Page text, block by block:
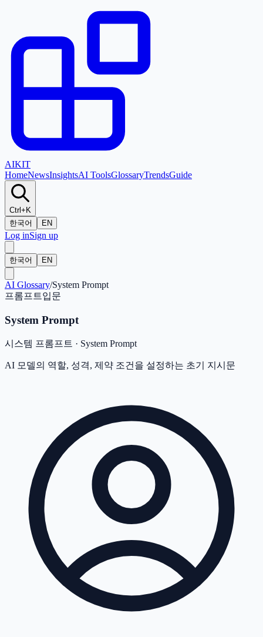
AIKIT
HomeNewsInsightsAI ToolsGlossaryTrendsGuide
Ctrl+K
한국어
EN
Log inSign up
한국어 EN
AI Glossary/System Prompt
프롬프트입문
System Prompt
시스템 프롬프트 · System Prompt
AI 모델의 역할, 성격, 제약 조건을 설정하는 초기 지시문